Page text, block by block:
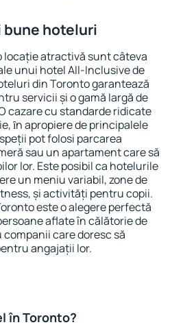
bune hoteluri
locație atractivă sunt câteva
unui hotel All-Inclusive de
din Toronto garantează
servicii și o gamă largă de
cazare cu standarde ridicate
ȋn apropiere de principalele
pot folosi parcarea
sau un apartament care să
lor. Este posibil ca hotelurile
un meniu variabil, zone de
și activități pentru copii.
este o alegere perfectă
aflate în călătorie de
care doresc să
angajații lor.
în Toronto?